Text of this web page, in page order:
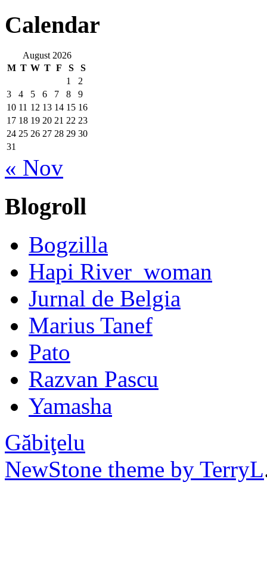
Calendar
August 2026
M T W T F S
S
1
2
3
4 5 6 7 8
9
10 11 12 13 14 15 16
17 18 19 20 21 22 23
24 25 26 27 28 29 30
31
« Nov
Blogroll
Bogzilla
Hapi River_woman
Jurnal de Belgia
Marius Tanef
Pato
Razvan Pascu
Yamasha
Găbiţelu
NewStone theme by TerryL